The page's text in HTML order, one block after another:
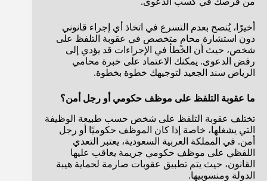
أخيرًا، يُنصح بعدم التسرع في اتخاذ أي إجراء قانوني
دون استشارة محامٍ متخصص في عقوبة التلفظ على
شخص، حيث أن الخطأ في الإجراءات قد يؤدي إلى
رفض الدعوى. يمكنك الاعتماد على خبرة محامي
الرياض سند الجعيد لتوجيهك خطوة بخطوة.
ما عقوبة التلفظ على موظف حكومي أو رجل أمن؟
تختلف عقوبة التلفظ على شخص حسب طبيعة الوظيفة
التي يشغلها، خاصة إذا كان الموظف حكوميًا أو رجل
أمن. في المملكة العربية السعودية، يعتبر التعدي
اللفظي على موظف حكومي جريمة يعاقب عليها
القانون، حيث يتم تطبيق عقوبات صارمة لحماية هيبة
الدولة ومنسوبيها.